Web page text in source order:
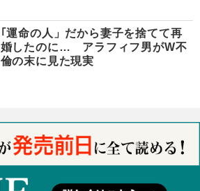
｢運命の人」だから妻子を捨てて再
婚したのに… アラフィフ男がW不
倫の末に見た現実